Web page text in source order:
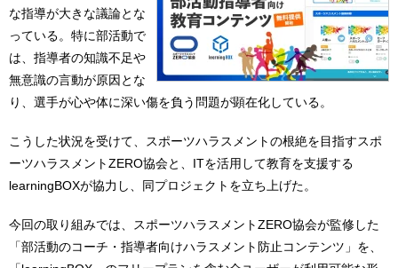
な指導が大きな議論とな
っている。特に部活動で
は、指導者の知識不足や
無意識の言動が原因とな
り、選手が心や体に深い傷を負う問題が顕在化している。
こうした状況を受けて、スポーツハラスメントの根絶を目指すスポ
ーツハラスメントZERO協会と、ITを活用して教育を支援する
learningBOXが協力し、同プロジェクトを立ち上げた。
今回の取り組みでは、スポーツハラスメントZERO協会が監修した
「部活動のコーチ・指導者向けハラスメント防止コンテンツ」を、